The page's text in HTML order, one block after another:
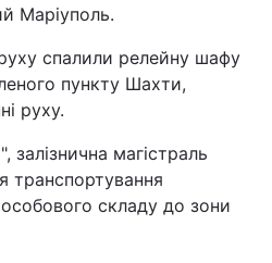
Маріуполь.
спалили релейну шафу
пункту Шахти,
руху.
магістраль
транспортування
особового складу до зони